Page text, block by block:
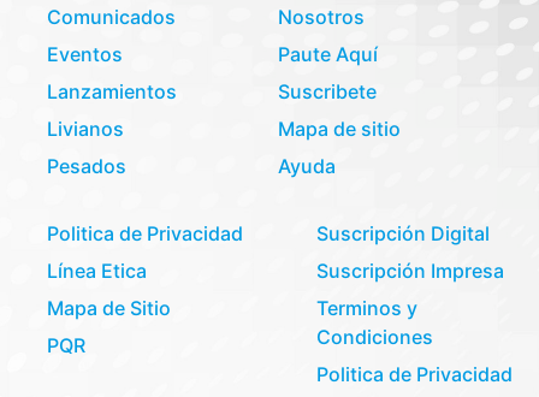
Comunicados
Eventos
Lanzamientos
Livianos
Pesados
Nosotros
Paute Aquí
Suscribete
Mapa de sitio
Ayuda
Politica de Privacidad
Línea Etica
Mapa de Sitio
PQR
Suscripción Digital
Suscripción Impresa
Terminos y
Condiciones
Politica de Privacidad